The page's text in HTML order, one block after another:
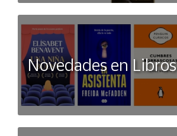
Novedades en Libros